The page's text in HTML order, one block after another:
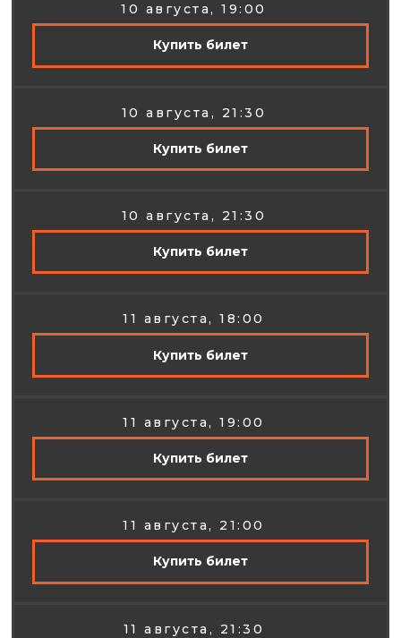
10 августа, 19:00
Купить билет
10 августа, 21:30
Купить билет
10 августа, 21:30
Купить билет
11 августа, 18:00
Купить билет
11 августа, 19:00
Купить билет
11 августа, 21:00
Купить билет
11 августа, 21:30